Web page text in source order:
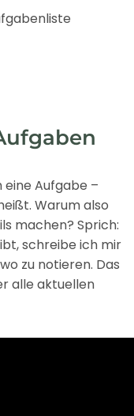
Aufgabe –
Warum also
machen? Sprich:
schreibe ich mir
zu notieren. Das
alle aktuellen